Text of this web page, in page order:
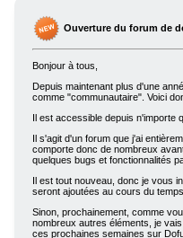
Ouverture du forum de
Bonjour à tous,
Depuis maintenant plus d'une
comme "communautaire". Voici
Il est accessible depuis n'importe
Il s'agit d'un forum que j'ai
comporte donc de nombreux
quelques bugs et fonctionnalités
Il est tout nouveau, donc je vous
seront ajoutées au cours du
Sinon, prochainement, comme
nombreux autres éléments, je
ces prochaines semaines sur